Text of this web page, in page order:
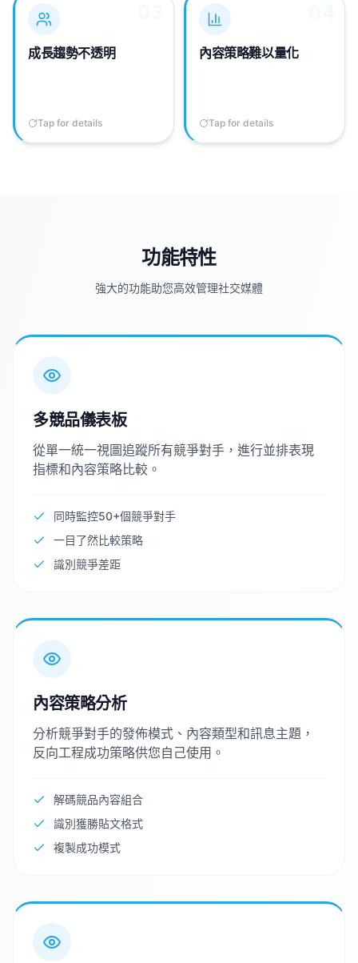
成長趨勢不透明
Tap for details
03
對於非自有頻道，缺乏可
比較的受眾成長與影響力
Tap to flip back
內容策略難以量化
Tap for details
04
若靠手動紀錄，很難持續
分析競品發文節奏、內容
類型與互動模式。
Tap to flip back
功能特性
強大的功能助您高效管理社交媒體
多競品儀表板
從單一統一視圖追蹤所有競爭對手，進行並排表現
指標和內容策略比較。
同時監控50+個競爭對手
一目了然比較策略
識別競爭差距
內容策略分析
分析競爭對手的發佈模式、內容類型和訊息主題，
反向工程成功策略供您自己使用。
解碼競品內容組合
識別獲勝貼文格式
複製成功模式